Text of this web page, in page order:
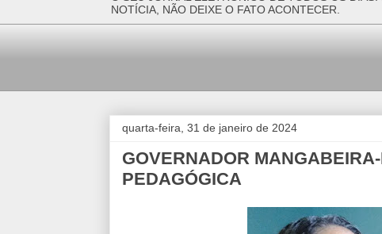
NOTÍCIA, NÃO DEIXE O FATO ACONTECER.
quarta-feira, 31 de janeiro de 2024
GOVERNADOR
PEDAGÓGICA